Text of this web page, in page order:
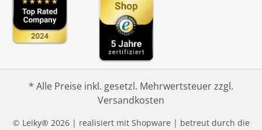
* Alle Preise inkl. gesetzl. Mehrwertsteuer zzgl.
Versandkosten
© Leiky® 2026 | realisiert mit Shopware | betreut durch die